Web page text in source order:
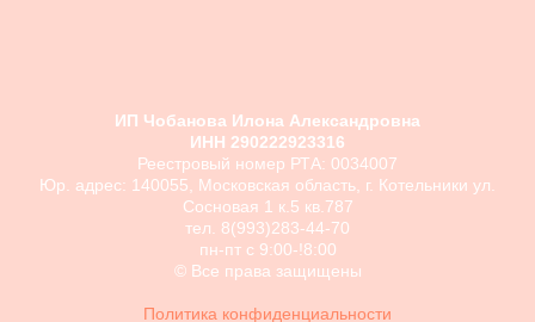
ИП Чобанова Илона Александровна
ИНН 290222923316
Реестровый номер РТА: 0034007
Юр. адрес: 140055, Московская область, г. Котельники ул.
Сосновая 1 к.5 кв.787
тел. 8(993)283-44-70
пн-пт с 9:00-!8:00
© Все права защищены
Политика конфиденциальности